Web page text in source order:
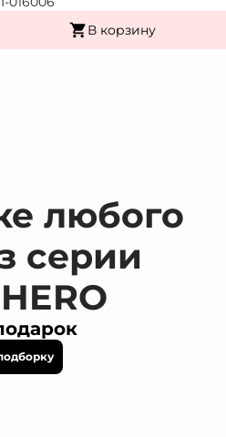
В корзину
любого
серии